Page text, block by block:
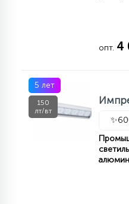
опт. 4
5 лет
150
лт/вт
✨